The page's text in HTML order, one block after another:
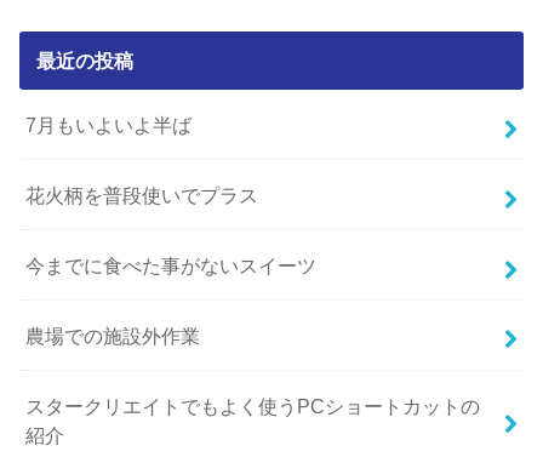
最近の投稿
7月もいよいよ半ば
花火柄を普段使いでプラス
今までに食べた事がないスイーツ
農場での施設外作業
スタークリエイトでもよく使うPCショートカットの
紹介